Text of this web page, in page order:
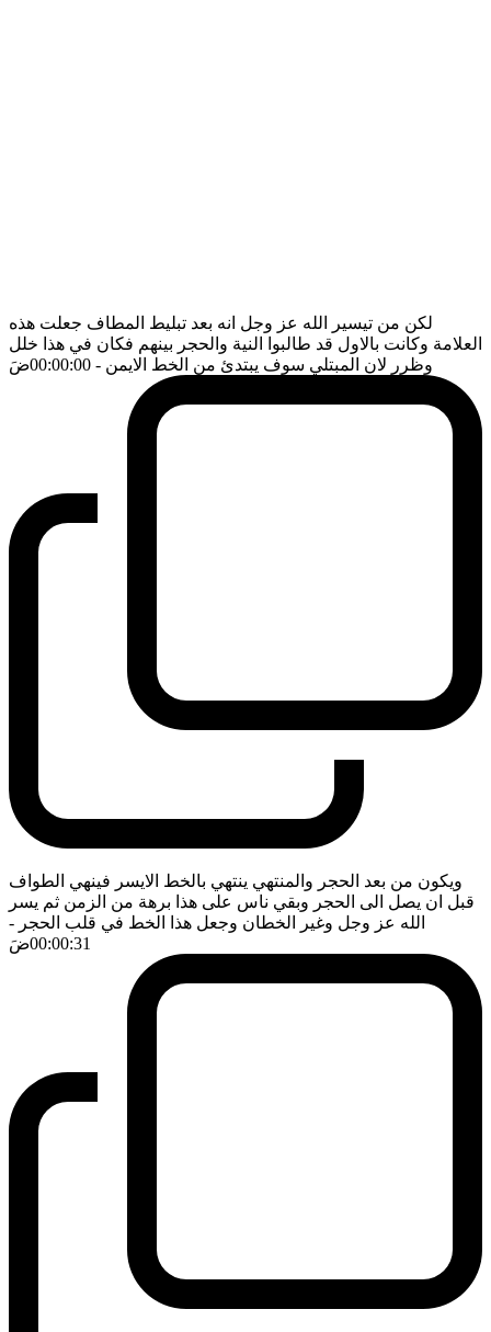
لكن من تيسير الله عز وجل انه بعد تبليط المطاف جعلت هذه
العلامة وكانت بالاول قد طالبوا النية والحجر بينهم فكان في هذا خلل
وظرر لان المبتلي سوف يبتدئ من الخط الايمن - 00:00:00 ضَ
ويكون من بعد الحجر والمنتهي ينتهي بالخط الايسر فينهي الطواف
قبل ان يصل الى الحجر وبقي ناس على هذا برهة من الزمن ثم يسر
الله عز وجل وغير الخطان وجعل هذا الخط في قلب الحجر -
00:00:31ضَ